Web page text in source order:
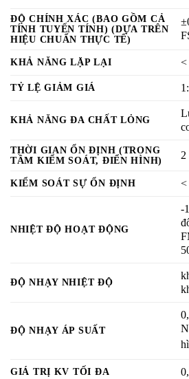
ĐỘ CHÍNH XÁC (BAO GỒM CẢ
TÍNH TUYẾN TÍNH) (DỰA TRÊN
HIỆU CHUẨN THỰC TẾ)
KHẢ NĂNG LẶP LẠI <
TỶ LỆ GIẢM GIÁ
KHẢ NĂNG ĐA CHẤT LỎNG
THỜI GIAN ỔN ĐỊNH (TRONG
TẦM KIỂM SOÁT, ĐIỂN HÌNH)
2
KIỂM SOÁT SỰ ỔN ĐỊNH <
NHIỆT ĐỘ HOẠT ĐỘNG
-
ĐỘ NHẠY NHIỆT ĐỘ
ĐỘ NHẠY ÁP SUẤT
N
GIÁ TRỊ KV TỐI ĐA